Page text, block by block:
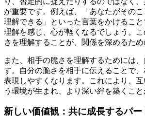
が重要です。例えば、「あなたがその
理解できる」といった言葉をかけるこ
理解を感じ、心が軽くなるでしょう。
さを理解することが、関係を深めるため
また、相手の脆さを理解するためには
す。自分の脆さを相手に伝えることで
表現しやすくなります。これにより、
う環境が生まれ、より深い絆を築くこと
新しい価値観：共に成長するパ